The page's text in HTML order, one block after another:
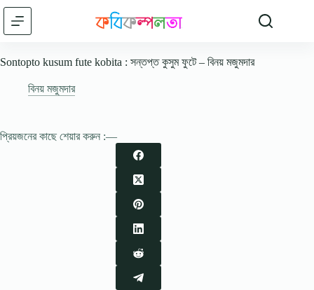
Skip
content
Sontopto kusum fute kobita : সন্তপ্ত কুসুম ফুটে – বিনয় মজুমদার
বিনয় মজুমদার
প্রিয়জনের কাছে শেয়ার করুন :—